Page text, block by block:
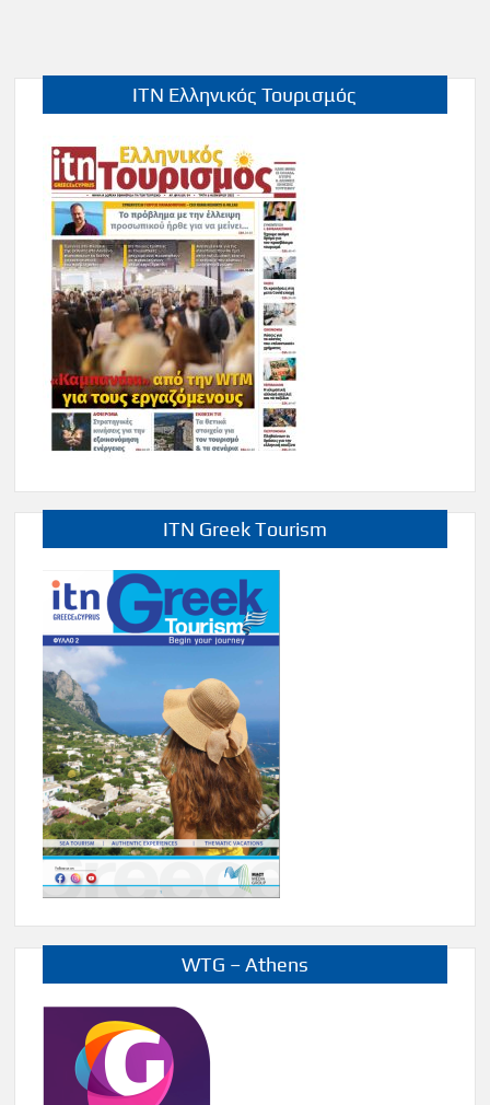
ITN Ελληνικός Τουρισμός
ITN Greek Tourism
WTG – Athens